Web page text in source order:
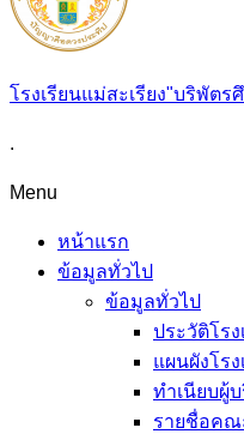
โรงเรียนแม่สะเรียง"บริพัตร
.
Menu
หน้าแรก
ข้อมูลทั่วไป
ข้อมูลทั่วไป
ประวัติโรง
แผนผังโรง
ทำเนียบผู้
รายชื่อคณ